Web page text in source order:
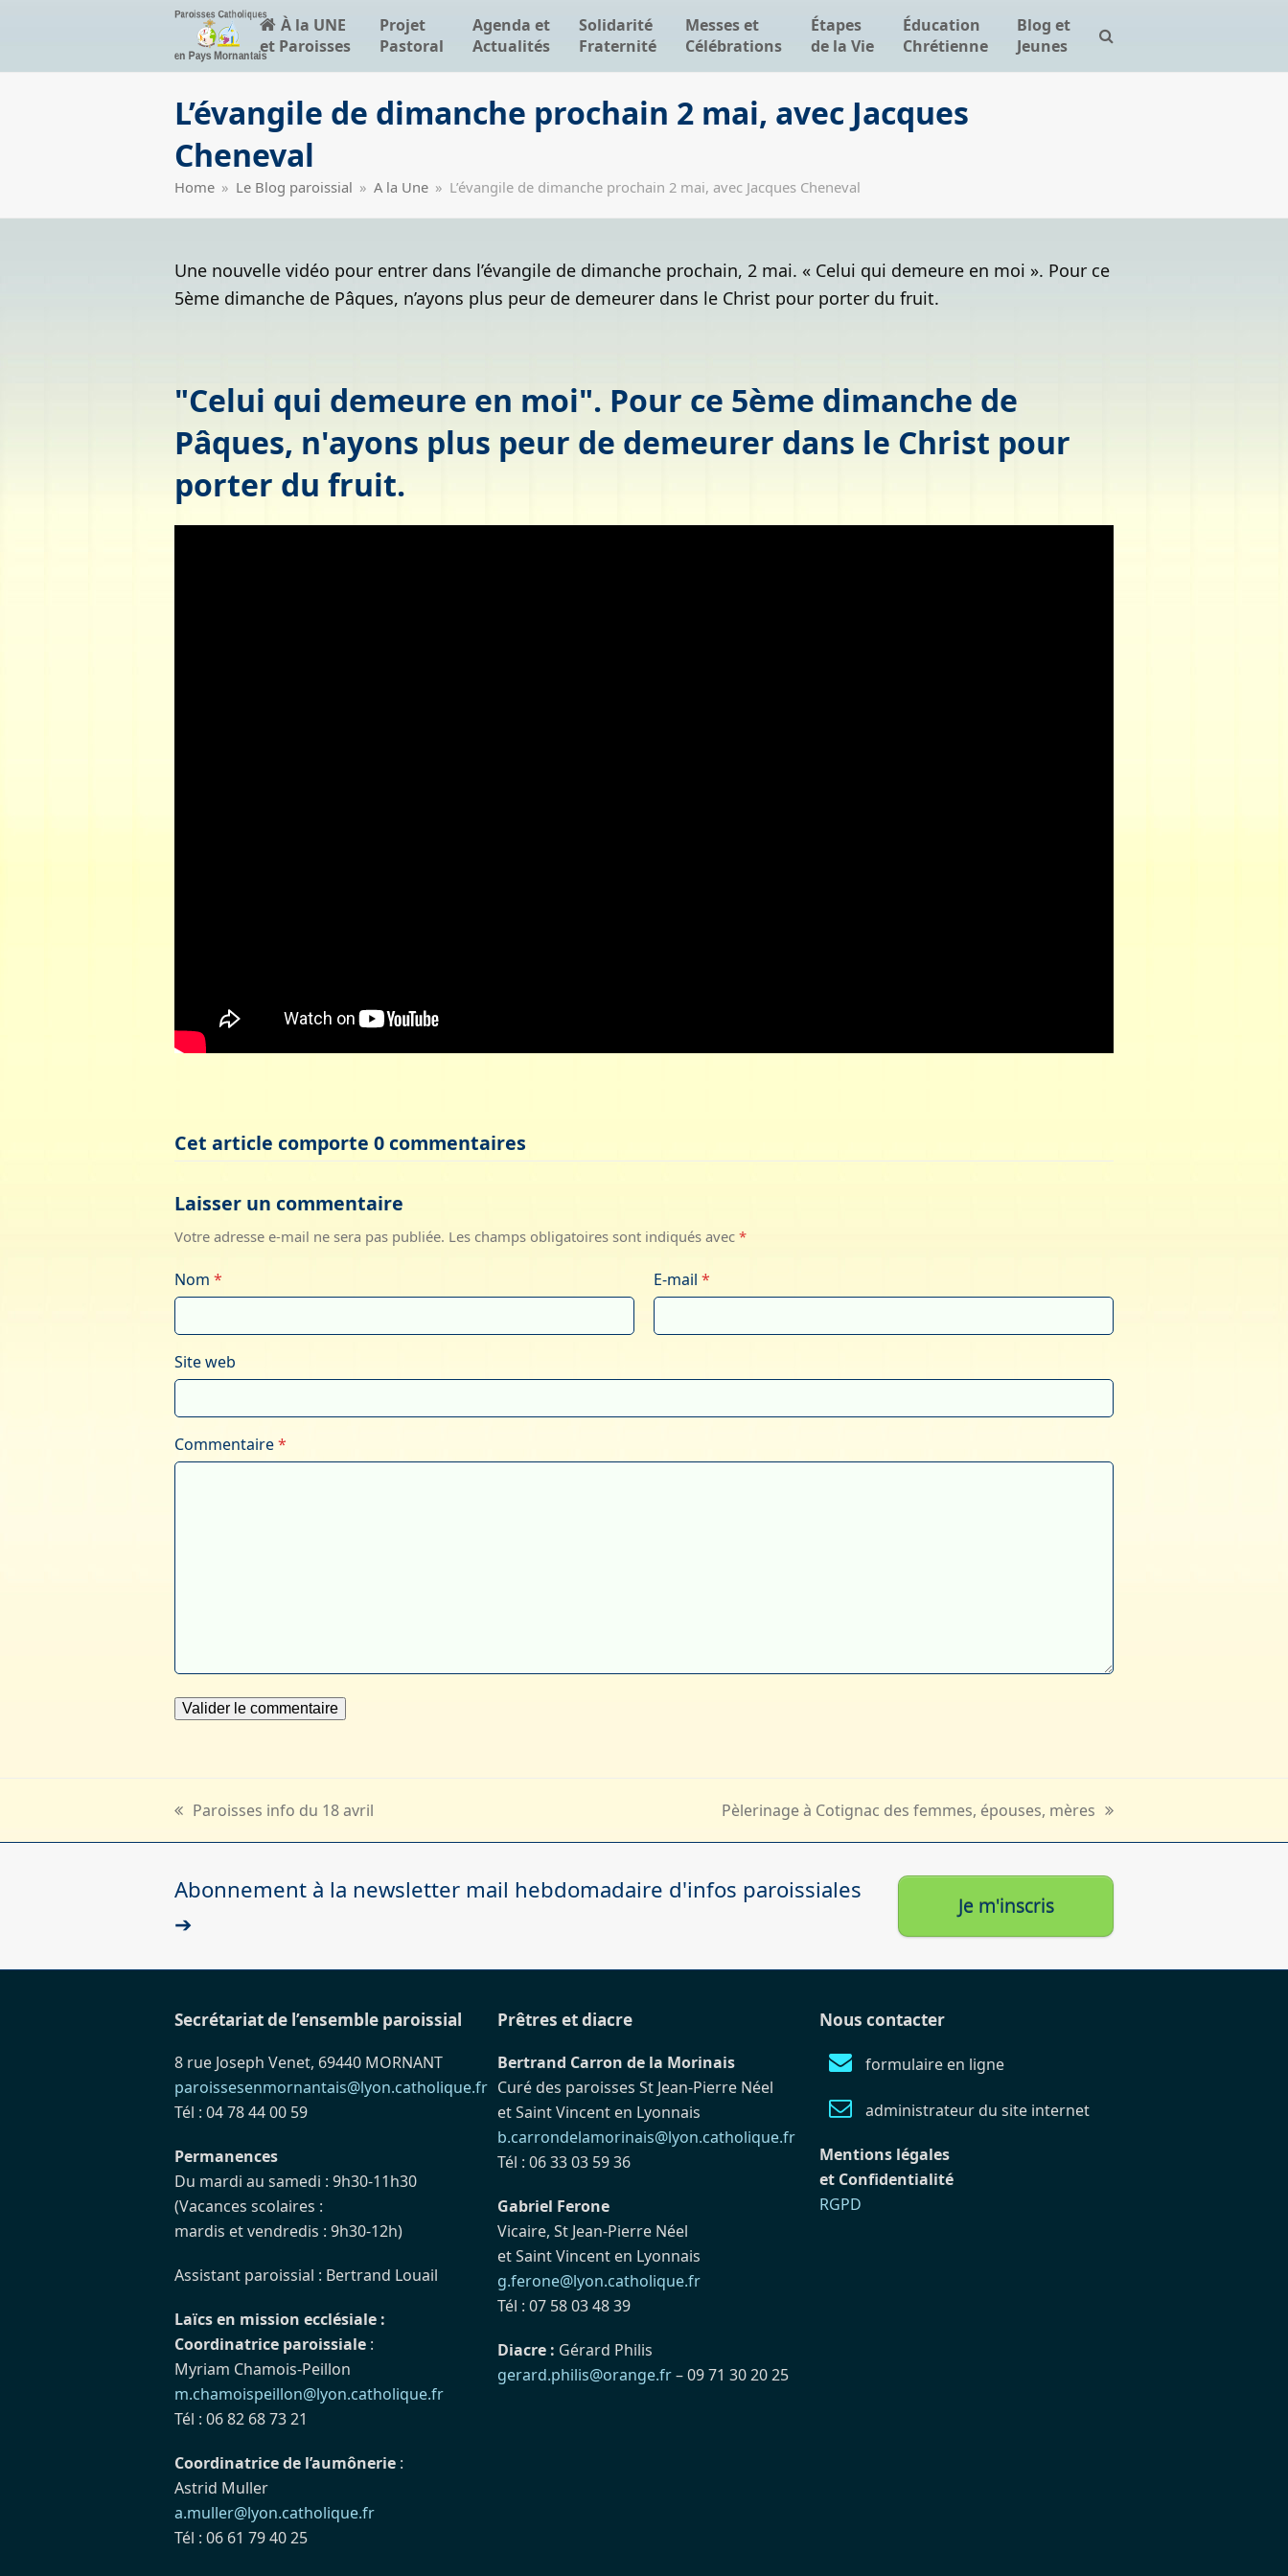
À la UNE
et Paroisses
Projet
Pastoral
Agenda et
Actualités
Solidarité
Fraternité
Messes et
Célébrations
Étapes
de la Vie
Éducation
Chrétienne
Blog et
Jeunes
L’évangile de dimanche prochain 2 mai, avec Jacques
Cheneval
Home » Le Blog paroissial » A la Une » L’évangile de dimanche prochain 2 mai, avec Jacques Cheneval
Une nouvelle vidéo pour entrer dans l’évangile de dimanche prochain, 2 mai. « Celui qui demeure en moi ». Pour ce
5ème dimanche de Pâques, n’ayons plus peur de demeurer dans le Christ pour porter du fruit.
"Celui qui demeure en moi". Pour ce 5ème dimanche de
Pâques, n'ayons plus peur de demeurer dans le Christ pour
porter du fruit.
Cet article comporte 0 commentaires
Laisser un commentaire
Votre adresse e-mail ne sera pas publiée. Les champs obligatoires sont indiqués avec *
Nom * E-mail *
Site web
Commentaire*
previous
post:
Paroisses info du 18 avril
next
post:
Pèlerinage à Cotignac des femmes, épouses, mères
Abonnement à la newsletter mail hebdomadaire d'infos paroissiales
➔
Je m'inscris
Secrétariat de l’ensemble paroissial
8 rue Joseph Venet, 69440 MORNANT
paroissesenmornantais@lyon.catholique.fr
Tél : 04 78 44 00 59
Permanences
Du mardi au samedi : 9h30-11h30
(Vacances scolaires :
mardis et vendredis : 9h30-12h)
Assistant paroissial : Bertrand Louail
Laïcs en mission ecclésiale :
Coordinatrice paroissiale :
Myriam Chamois-Peillon
m.chamoispeillon@lyon.catholique.fr
Tél : 06 82 68 73 21
Coordinatrice de l’aumônerie :
Astrid Muller
a.muller@lyon.catholique.fr
Tél : 06 61 79 40 25
Prêtres et diacre
Bertrand Carron de la Morinais
Curé des paroisses St Jean-Pierre Néel
et Saint Vincent en Lyonnais
b.carrondelamorinais@lyon.catholique.fr
Tél : 06 33 03 59 36
Gabriel Ferone
Vicaire, St Jean-Pierre Néel
et Saint Vincent en Lyonnais
g.ferone@lyon.catholique.fr
Tél : 07 58 03 48 39
Diacre : Gérard Philis
gerard.philis@orange.fr– 09 71 30 20 25
Nous contacter
formulaire en ligne
administrateur du site internet
Mentions légales
et Confidentialité
RGPD